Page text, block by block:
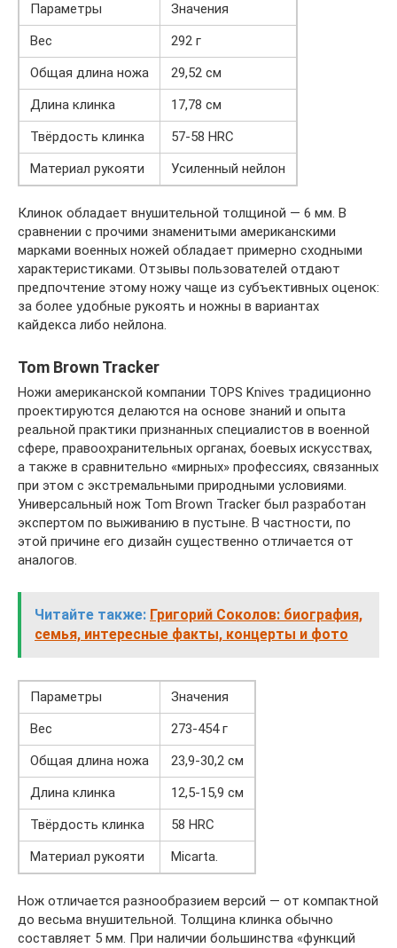
Параметры
Значения
Вес
292 г
Общая длина ножа
29,52 см
Длина клинка
17,78 см
Твёрдость клинка
57-58 HRС
Материал рукояти
Усиленный нейлон
Клинок обладает внушительной толщиной — 6 мм. В
сравнении с прочими знаменитыми американскими
марками военных ножей обладает примерно сходными
характеристиками. Отзывы пользователей отдают
предпочтение этому ножу чаще из субъективных оценок:
за более удобные рукоять и ножны в вариантах
кайдекса либо нейлона.
Tom Brown Tracker
Ножи американской компании TOPS Knives традиционно
проектируются делаются на основе знаний и опыта
реальной практики признанных специалистов в военной
сфере, правоохранительных органах, боевых искусствах,
а также в сравнительно «мирных» профессиях, связанных
при этом с экстремальными природными условиями.
Универсальный нож Tom Brown Tracker был разработан
экспертом по выживанию в пустыне. В частности, по
этой причине его дизайн существенно отличается от
аналогов.
Читайте также: Григорий Соколов: биография,
семья, интересные факты, концерты и фото
Параметры
Значения
Вес
273-454 г
Общая длина ножа
23,9-30,2 см
Длина клинка
12,5-15,9 см
Твёрдость клинка
58 HRС
Материал рукояти
Micarta.
Нож отличается разнообразием версий — от компактной
до весьма внушительной. Толщина клинка обычно
составляет 5 мм. При наличии большинства «функций